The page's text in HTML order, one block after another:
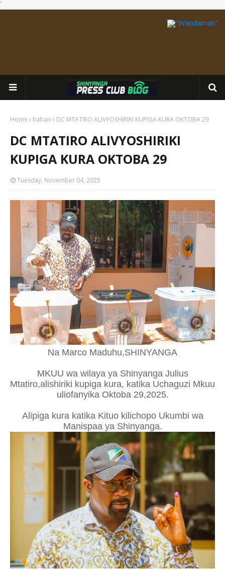
`
Home habari DC MTATIRO ALIVYOSHIRIKI KUPIGA KURA OKTOBA 29
DC MTATIRO ALIVYOSHIRIKI
KUPIGA KURA OKTOBA 29
Tuesday, November 04, 2025
Na Marco Maduhu,SHINYANGA
MKUU wa wilaya ya Shinyanga Julius
Mtatiro,alishiriki kupiga kura, katika Uchaguzi Mkuu
uliofanyika Oktoba 29,2025.
Alipiga kura katika Kituo kilichopo Ukumbi wa
Manispaa ya Shinyanga.